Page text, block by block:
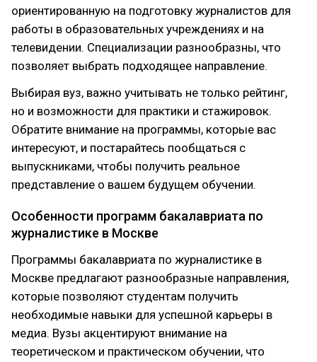
ориентированную на подготовку журналистов для
работы в образовательных учреждениях и на
телевидении. Специализации разнообразны, что
позволяет выбрать подходящее направление.
Выбирая вуз, важно учитывать не только рейтинг,
но и возможности для практики и стажировок.
Обратите внимание на программы, которые вас
интересуют, и постарайтесь пообщаться с
выпускниками, чтобы получить реальное
представление о вашем будущем обучении.
Особенности программ бакалавриата по
журналистике в Москве
Программы бакалавриата по журналистике в
Москве предлагают разнообразные направления,
которые позволяют студентам получить
необходимые навыки для успешной карьеры в
медиа. Вузы акцентируют внимание на
теоретическом и практическом обучении, что